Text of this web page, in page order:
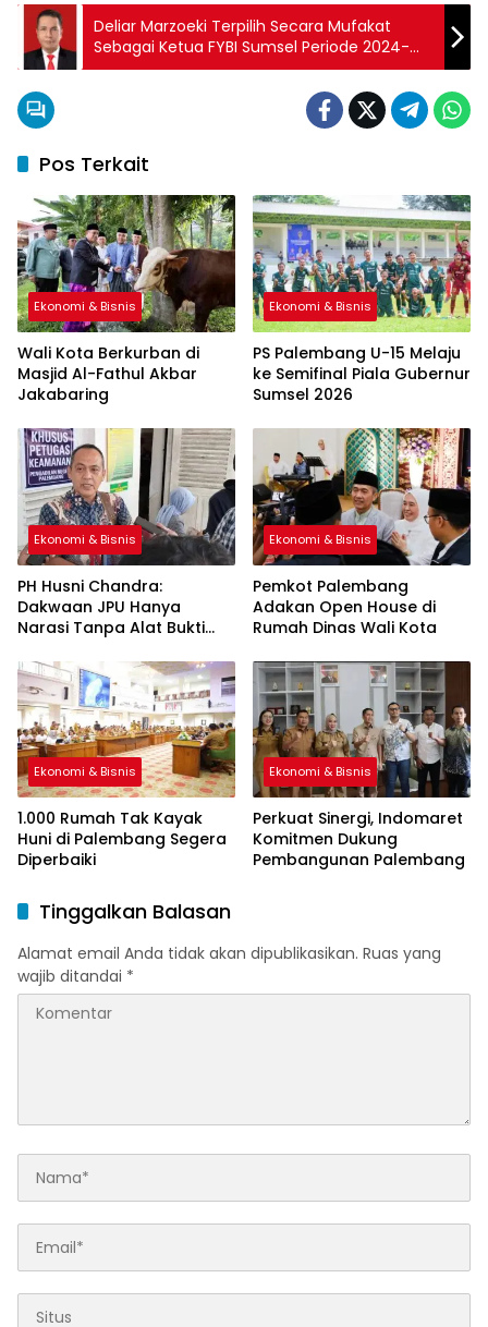
Deliar Marzoeki Terpilih Secara Mufakat
Sebagai Ketua FYBI Sumsel Periode 2024-
2028
Pos Terkait
Ekonomi & Bisnis
Wali Kota Berkurban di
Masjid Al-Fathul Akbar
Jakabaring
Ekonomi & Bisnis
PS Palembang U-15 Melaju
ke Semifinal Piala Gubernur
Sumsel 2026
Ekonomi & Bisnis
PH Husni Chandra:
Dakwaan JPU Hanya
Narasi Tanpa Alat Bukti
Ekonomi & Bisnis
Pemkot Palembang
Adakan Open House di
Rumah Dinas Wali Kota
Ekonomi & Bisnis
1.000 Rumah Tak Kayak
Huni di Palembang Segera
Diperbaiki
Ekonomi & Bisnis
Perkuat Sinergi, Indomaret
Komitmen Dukung
Pembangunan Palembang
Tinggalkan Balasan
Alamat email Anda tidak akan dipublikasikan. Ruas yang
wajib ditandai *